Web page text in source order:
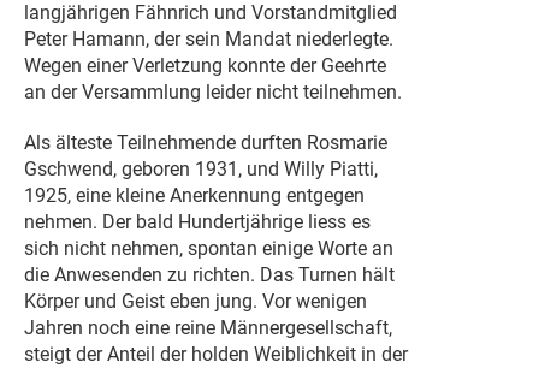
langjährigen Fähnrich und Vorstandmitglied
Peter Hamann, der sein Mandat niederlegte.
Wegen einer Verletzung konnte der Geehrte
an der Versammlung leider nicht teilnehmen.
Als älteste Teilnehmende durften Rosmarie
Gschwend, geboren 1931, und Willy Piatti,
1925, eine kleine Anerkennung entgegen
nehmen. Der bald Hundertjährige liess es
sich nicht nehmen, spontan einige Worte an
die Anwesenden zu richten. Das Turnen hält
Körper und Geist eben jung. Vor wenigen
Jahren noch eine reine Männergesellschaft,
steigt der Anteil der holden Weiblichkeit in der